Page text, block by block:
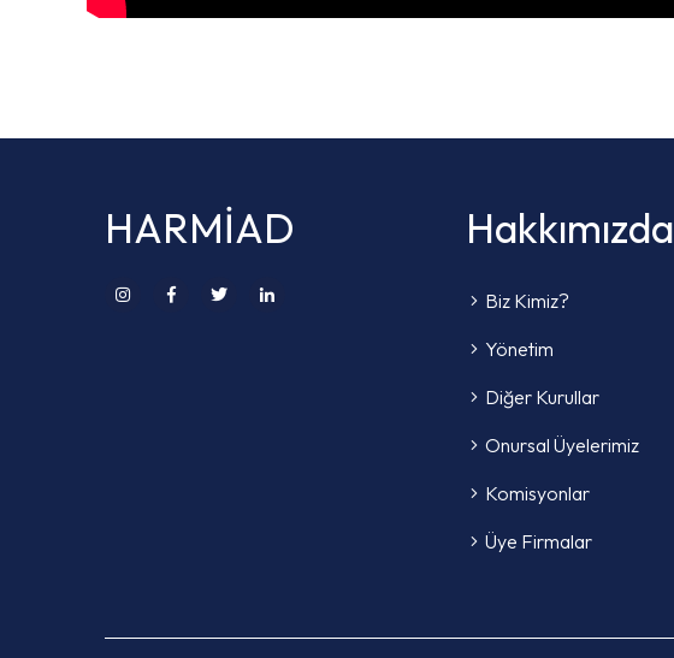
HARMİAD Hakkımızda
Biz Kimiz?
Yönetim
Diğer Kurullar
Onursal Üyelerimiz
Komisyonlar
Üye Firmalar